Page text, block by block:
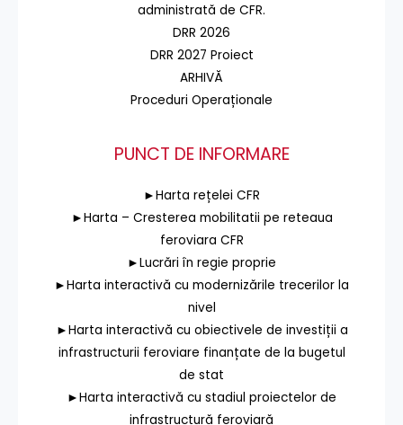
administrată de CFR.
DRR 2026
DRR 2027 Proiect
ARHIVĂ
Proceduri Operaționale
PUNCT DE INFORMARE
►Harta rețelei CFR
►Harta – Cresterea mobilitatii pe reteaua
feroviara CFR
►Lucrări în regie proprie
►Harta interactivă cu modernizările trecerilor la
nivel
►Harta interactivă cu obiectivele de investiții a
infrastructurii feroviare finanțate de la bugetul
de stat
►Harta interactivă cu stadiul proiectelor de
infrastructură feroviară